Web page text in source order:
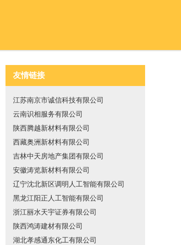
友情链接
江苏南京市诚信科技有限公司
云南识相服务有限公司
陕西腾越新材料有限公司
西藏奥洲新材料有限公司
吉林中天房地产集团有限公司
安徽涛览新材料有限公司
辽宁沈北新区调明人工智能有限公司
黑龙江阳正人工智能有限公司
浙江丽水天宇证券有限公司
陕西鸿涛建材有限公司
湖北孝感通东化工有限公司